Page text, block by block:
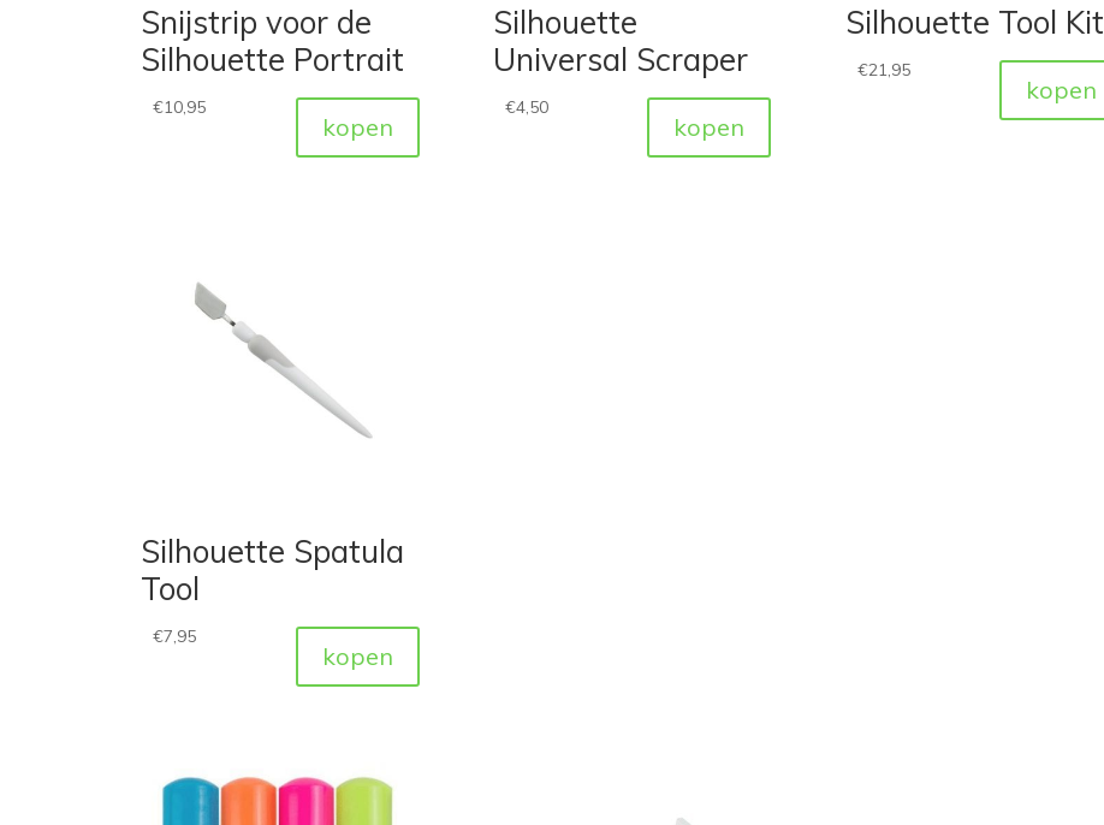
Snijstrip voor de
Silhouette Portrait
€10,95
kopen
Silhouette
Universal Scraper
€4,50
kopen
Silhouette Tool Kit
€21,95
kopen
Silhouette Spatula
Tool
€7,95
kopen